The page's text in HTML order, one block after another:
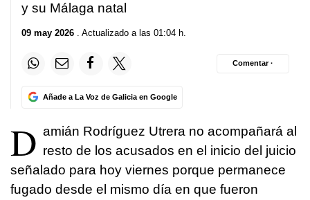
y su Málaga natal
09 may 2026 . Actualizado a las 01:04 h.
Añade a La Voz de Galicia en Google
Comentar ·
D amián Rodríguez Utrera no acompañará al
resto de los acusados en el inicio del juicio
señalado para hoy viernes porque permanece
fugado desde el mismo día en que fueron